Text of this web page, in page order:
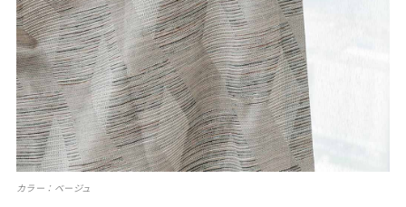
カラー：ベージュ